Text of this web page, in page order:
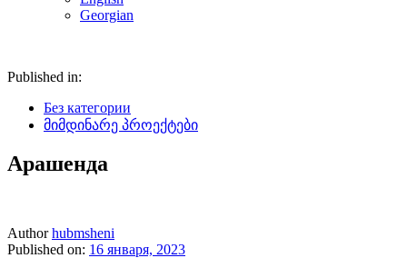
Georgian
Published in:
Без категории
მიმდინარე პროექტები
Арашенда
Author hubmsheni
Published on: 16 января, 2023